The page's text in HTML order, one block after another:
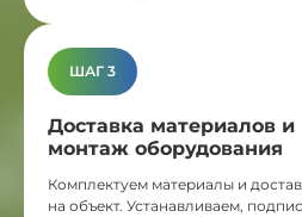
ШАГ 3
Доставка материалов и
монтаж оборудования
Комплектуем материалы и
на объект. Устанавливаем,